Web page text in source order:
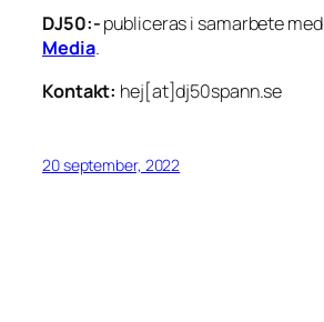
DJ50:-publiceras i samarbete med
Media.
Kontakt: hej[at]dj50spann.se
20 september, 2022